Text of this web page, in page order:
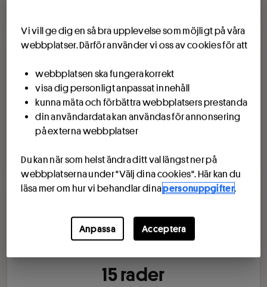
Drömvinsten alltid 25 milj kr
Lördag 15/8
5rad
Lotto 1 & 2 + Joker 50 kr
Drömvinsten alltid 25 milj kr
15rader
Vi vill ge dig en så bra upplevelse som möjligt på våra
webbplatser. Därför använder vi oss av cookies för att
webbplatsen ska fungera korrekt
visa dig personligt anpassat innehåll
kunna mäta och förbättra webbplatsers prestanda
din användardata kan användas för annonsering
på externa webbplatser
Du kan när som helst ändra ditt val längst ner på
webbplatserna under "Välj dina cookies". Här kan du
läsa mer om hur vi behandlar dinapersonuppgifter.
Anpassa Acceptera